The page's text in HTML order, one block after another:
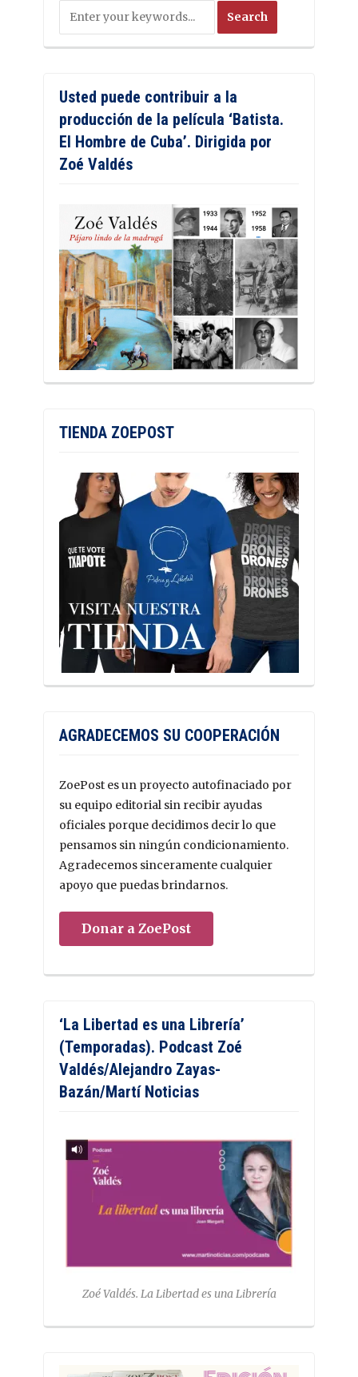
Usted puede contribuir a la
producción de la película ‘Batista.
El Hombre de Cuba’. Dirigida por
Zoé Valdés
TIENDA ZOEPOST
AGRADECEMOS SU COOPERACIÓN
ZoePost es un proyecto autofinaciado por
su equipo editorial sin recibir ayudas
oficiales porque decidimos decir lo que
pensamos sin ningún condicionamiento.
Agradecemos sinceramente cualquier
apoyo que puedas brindarnos.
Donar a ZoePost
‘La Libertad es una Librería’
(Temporadas). Podcast Zoé
Valdés/Alejandro Zayas-
Bazán/Martí Noticias
Zoé Valdés. La Libertad es una Librería